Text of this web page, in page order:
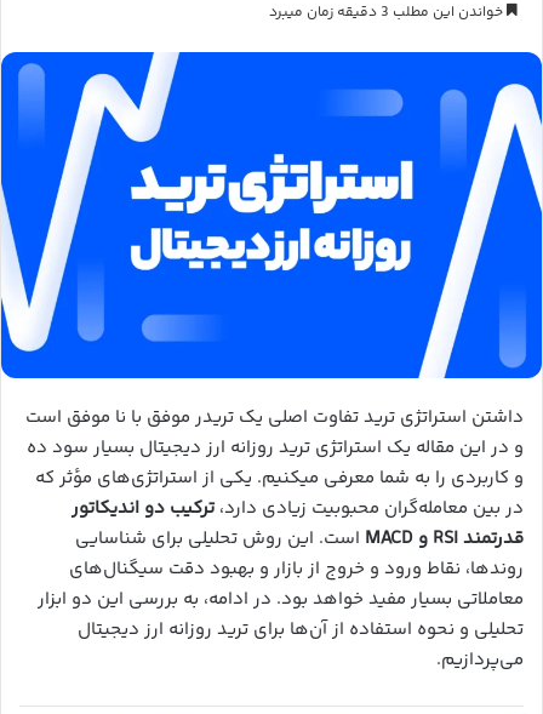
خواندن این مطلب 3 دقیقه زمان میبرد
داشتن استراتژی ترید تفاوت اصلی یک تریدر موفق با نا موفق است
و در این مقاله یک استراتژی ترید روزانه ارز دیجیتال بسیار سود ده
و کاربردی را به شما معرفی میکنیم. یکی از استراتژی‌های مؤثر که
در بین معامله‌گران محبوبیت زیادی دارد، ترکیب دو اندیکاتور
قدرتمند RSI و MACD
است. این روش تحلیلی برای شناسایی
روندها، نقاط ورود و خروج از بازار و بهبود دقت سیگنال‌های
معاملاتی بسیار مفید خواهد بود. در ادامه، به بررسی این دو ابزار
تحلیلی و نحوه استفاده از آن‌ها برای ترید روزانه ارز دیجیتال
می‌پردازیم.